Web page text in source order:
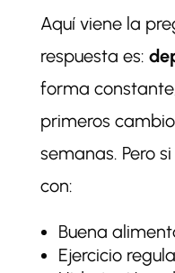
Aquí viene la
respuesta es:
forma
primeros
semanas. Pero
con:
Buena
Ejercicio